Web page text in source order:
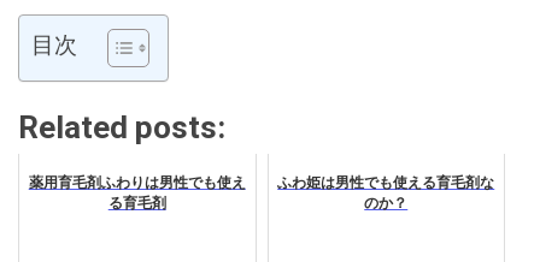
目次
Related posts:
薬用育毛剤ふわりは男性でも使え
る育毛剤
ふわ姫は男性でも使える育毛剤な
のか？